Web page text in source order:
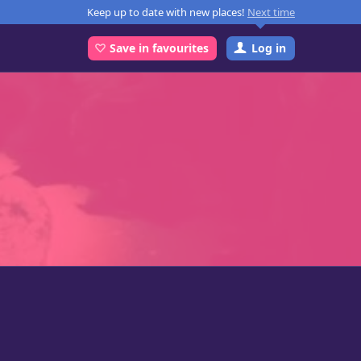
Keep up to date with new places! Next time
Log in